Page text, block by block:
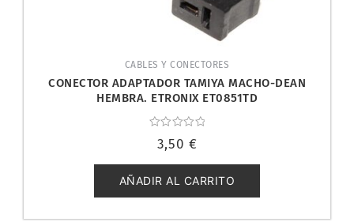
CABLES Y CONECTORES
CONECTOR ADAPTADOR TAMIYA MACHO-DEAN
HEMBRA. ETRONIX ET0851TD
con
de
5
3,50 €
AÑADIR AL CARRITO